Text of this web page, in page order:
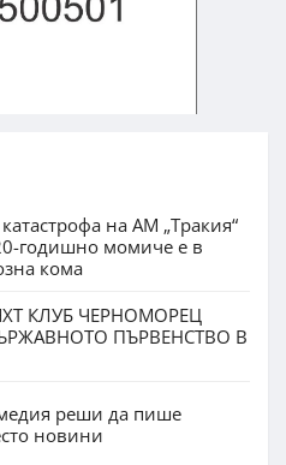
на АМ „Тракия“
годишно момиче е в
кома
КЛУБ ЧЕРНОМОРЕЦ
ПЪРВЕНСТВО В
реши да пише
новини